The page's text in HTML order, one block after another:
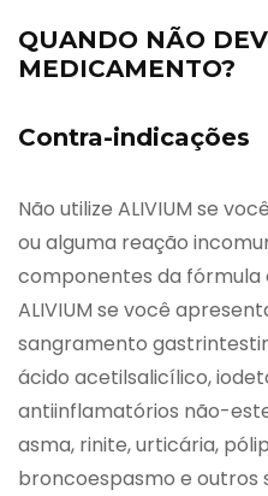
QUANDO NÃO
MEDICAMENTO?
Contra-indicações
Não utilize ALIVIUM se
ou alguma reação
componentes da fórmula
ALIVIUM se você
sangramento
ácido acetilsalicílico,
antiinflamatórios não-
asma, rinite, urticária,
broncoespasmo e outros